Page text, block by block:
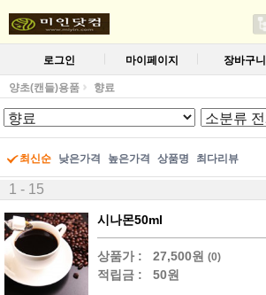
로그인 마이페이지 장바구니
양초(캔들)용품 향료
최신순 낮은가격 높은가격 상품명 최다리뷰
1 - 15
시나몬50ml
상품가 : 27,500원 (0)
적립금 : 50원